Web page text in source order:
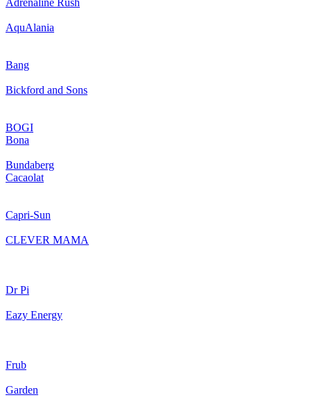
AquAlania
Bang
Bickford and Sons
BOGI
Bona
Bundaberg
Cacaolat
Capri-Sun
CLEVER MAMA
Dr Pi
Eazy Energy
Frub
Garden